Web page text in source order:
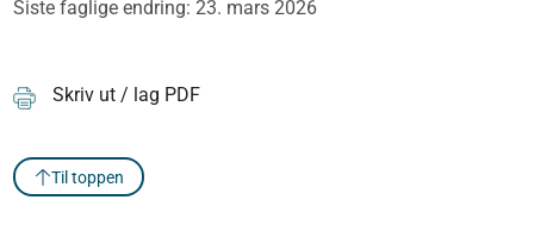
Siste faglige endring: 23. mars 2026
Skriv ut / lag PDF
Til toppen